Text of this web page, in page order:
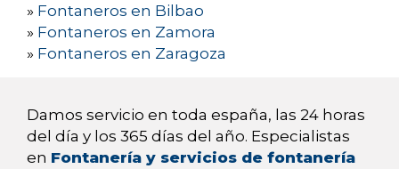
» Fontaneros en Bilbao
» Fontaneros en Zamora
» Fontaneros en Zaragoza
Damos servicio en toda españa, las 24 horas
del día y los 365 días del año. Especialistas
en Fontanería y servicios de fontanería